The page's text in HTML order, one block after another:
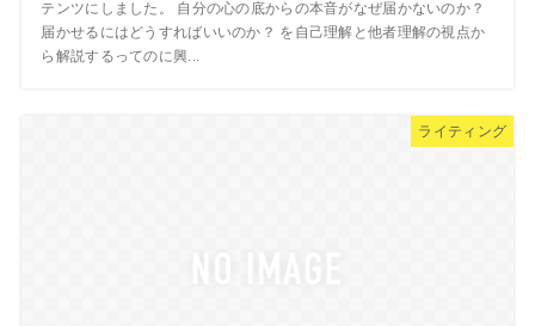
テンツにしました。 自分の心の底からの本音がなぜ届かないのか？
届かせるにはどうすればいいのか？ を自己理解と他者理解の視点か
ら解説するってのに興...
ライティング